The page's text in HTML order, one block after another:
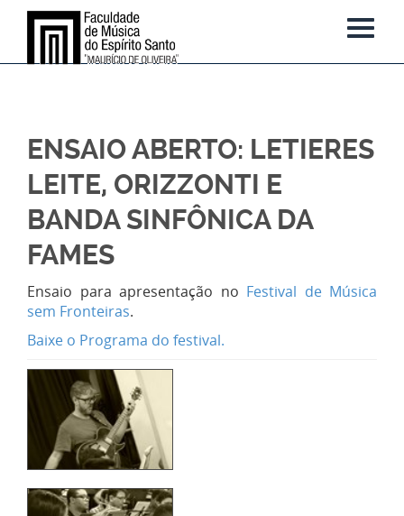
ENSAIO ABERTO: LETIERES
LEITE, ORIZZONTI E
BANDA SINFÔNICA DA
FAMES
Ensaio para apresentação no Festival de Música
sem Fronteiras.
Baixe o Programa do festival.